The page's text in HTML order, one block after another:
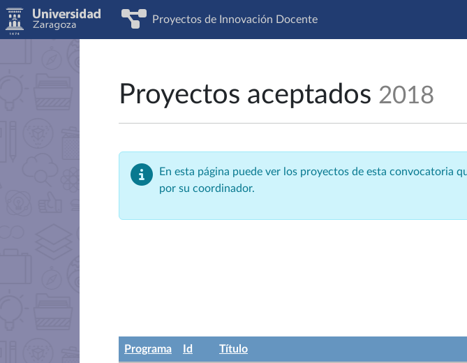
Proyectos de Innovación Docente
Proyectos aceptados 2018
En esta página puede ver los proyectos de esta convocatoria
por su coordinador.
Programa Id Título